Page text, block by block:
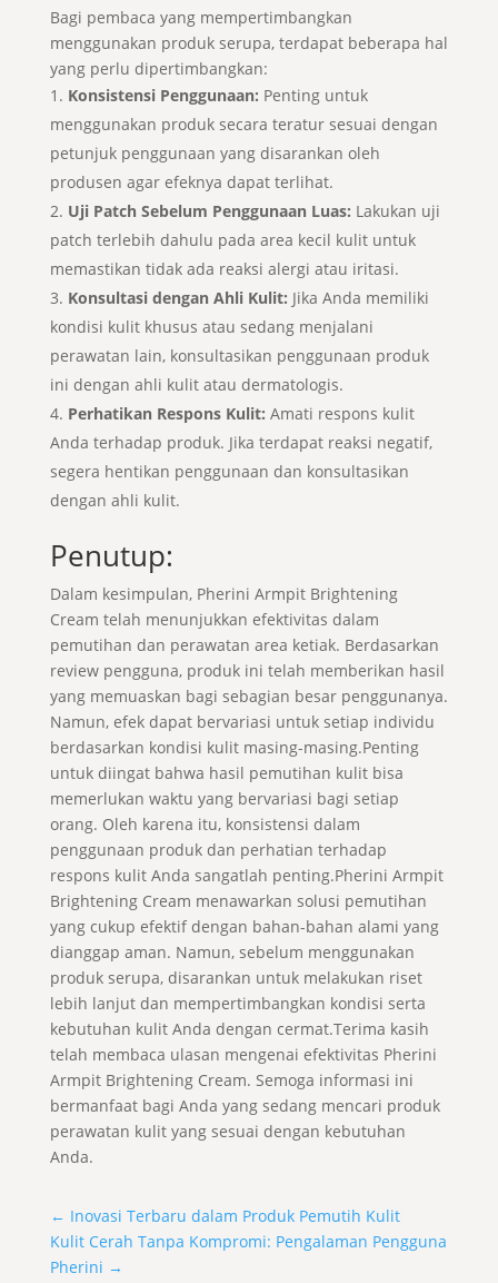
Bagi pembaca yang mempertimbangkan
menggunakan produk serupa, terdapat beberapa hal
yang perlu dipertimbangkan:
Konsistensi Penggunaan: Penting untuk
menggunakan produk secara teratur sesuai dengan
petunjuk penggunaan yang disarankan oleh
produsen agar efeknya dapat terlihat.
Uji Patch Sebelum Penggunaan Luas: Lakukan uji
patch terlebih dahulu pada area kecil kulit untuk
memastikan tidak ada reaksi alergi atau iritasi.
Konsultasi dengan Ahli Kulit: Jika Anda memiliki
kondisi kulit khusus atau sedang menjalani
perawatan lain, konsultasikan penggunaan produk
ini dengan ahli kulit atau dermatologis.
Perhatikan Respons Kulit: Amati respons kulit
Anda terhadap produk. Jika terdapat reaksi negatif,
segera hentikan penggunaan dan konsultasikan
dengan ahli kulit.
Penutup:
Dalam kesimpulan, Pherini Armpit Brightening
Cream telah menunjukkan efektivitas dalam
pemutihan dan perawatan area ketiak. Berdasarkan
review pengguna, produk ini telah memberikan hasil
yang memuaskan bagi sebagian besar penggunanya.
Namun, efek dapat bervariasi untuk setiap individu
berdasarkan kondisi kulit masing-masing.Penting
untuk diingat bahwa hasil pemutihan kulit bisa
memerlukan waktu yang bervariasi bagi setiap
orang. Oleh karena itu, konsistensi dalam
penggunaan produk dan perhatian terhadap
respons kulit Anda sangatlah penting.Pherini Armpit
Brightening Cream menawarkan solusi pemutihan
yang cukup efektif dengan bahan-bahan alami yang
dianggap aman. Namun, sebelum menggunakan
produk serupa, disarankan untuk melakukan riset
lebih lanjut dan mempertimbangkan kondisi serta
kebutuhan kulit Anda dengan cermat.Terima kasih
telah membaca ulasan mengenai efektivitas Pherini
Armpit Brightening Cream. Semoga informasi ini
bermanfaat bagi Anda yang sedang mencari produk
perawatan kulit yang sesuai dengan kebutuhan
Anda.
← Inovasi Terbaru dalam Produk Pemutih Kulit
Kulit Cerah Tanpa Kompromi: Pengalaman Pengguna
Pherini →